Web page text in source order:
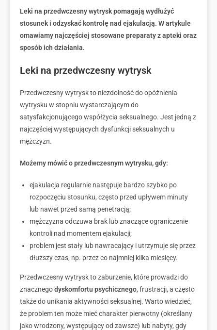
Leki na przedwczesny wytrysk pomagają wydłużyć
stosunek i odzyskać kontrolę nad ejakulacją. W artykule
omawiamy najczęściej stosowane preparaty z apteki oraz
sposób ich działania.
Leki na przedwczesny wytrysk
Przedwczesny wytrysk to niezdolność do opóźnienia
wytrysku w stopniu wystarczającym do
satysfakcjonującego współżycia seksualnego. Jest jedną z
najczęściej występujących dysfunkcji seksualnych u
mężczyzn.
Możemy mówić o przedwczesnym wytrysku, gdy:
ejakulacja regularnie następuje bardzo szybko po
rozpoczęciu stosunku, często przed upływem minuty
lub nawet przed samą penetracją;
mężczyzna odczuwa brak lub znaczące ograniczenie
kontroli nad momentem ejakulacji;
problem jest stały lub nawracający i utrzymuje się przez
dłuższy czas, np. przez co najmniej kilka miesięcy.
Przedwczesny wytrysk to zaburzenie, które prowadzi do
znacznegodyskomfortu psychicznego, frustracji, a często
także do unikania aktywności seksualnej. Warto wiedzieć,
że problem ten może mieć charakter pierwotny (określany
jako wrodzony, występujący od zawsze) lub nabyty, gdy